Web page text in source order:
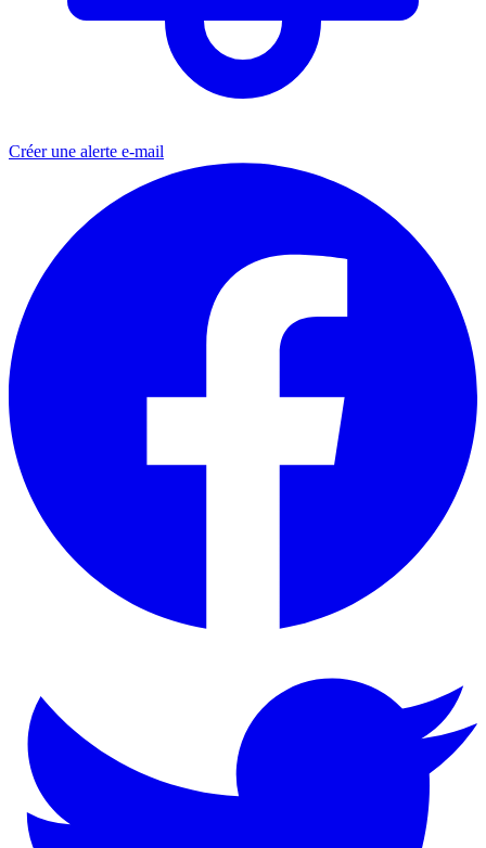
Créer une alerte e-mail